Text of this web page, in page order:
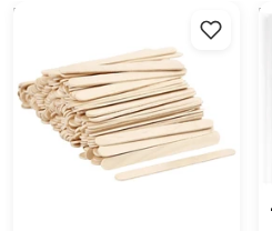
Drveni štapići za kreativne